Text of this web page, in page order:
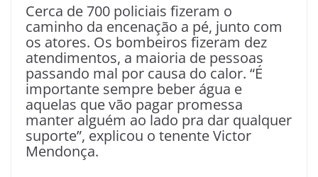
Cerca de 700 policiais fizeram o
caminho da encenação a pé, junto com
os atores. Os bombeiros fizeram dez
atendimentos, a maioria de pessoas
passando mal por causa do calor. “É
importante sempre beber água e
aquelas que vão pagar promessa
manter alguém ao lado pra dar qualquer
suporte”, explicou o tenente Victor
Mendonça.